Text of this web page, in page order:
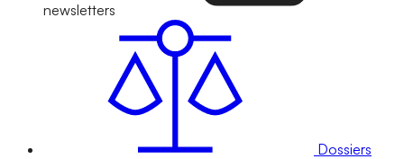
newsletters
Dossiers